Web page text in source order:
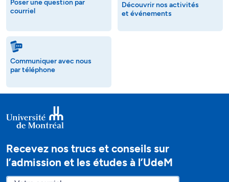
Poser une question par
courriel
Découvrir nos activités
et événements
Communiquer avec nous
par téléphone
Recevez nos trucs et conseils sur
l’admission et les études à l’UdeM